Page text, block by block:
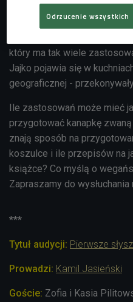
opowiadały w studiu Czwórki.
który ma tak wiele
Jajko pojawia się w
geograficznej -
Ile zastosowań może mieć
przygotować kanapkę
znają sposób na
koszulce i ile przepisów na
książce? Co myślą o
Zapraszamy do wysłuchania
***
Tytuł audycji: Pierwsze
Prowadzi: Kamil Jasieński
Goście: Zofia i Kasia
Odrzucenie wszystkich